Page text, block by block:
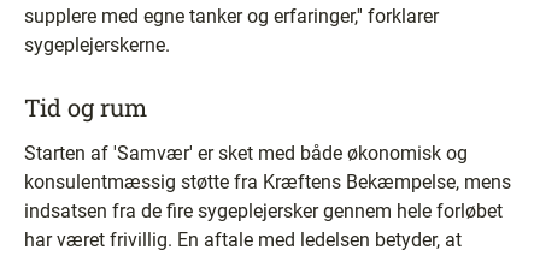
supplere med egne tanker og erfaringer,'' forklarer
sygeplejerskerne.
Tid og rum
Starten af 'Samvær' er sket med både økonomisk og
konsulentmæssig støtte fra Kræftens Bekæmpelse, mens
indsatsen fra de fire sygeplejersker gennem hele forløbet
har været frivillig. En aftale med ledelsen betyder, at